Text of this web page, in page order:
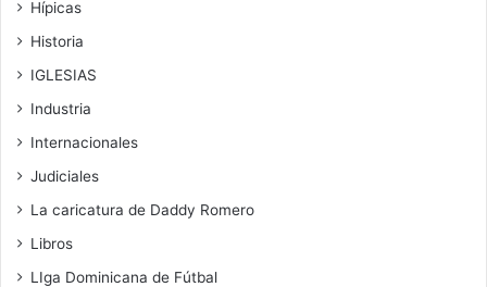
Hípicas
Historia
IGLESIAS
Industria
Internacionales
Judiciales
La caricatura de Daddy Romero
Libros
LIga Dominicana de Fútbal